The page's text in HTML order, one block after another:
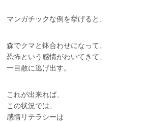
マンガチックな例を挙げると、
森でクマと鉢合わせになって、
恐怖という感情がわいてきて、
一目散に逃げ出す。
これが出来れば、
この状況では、
感情リテラシーは